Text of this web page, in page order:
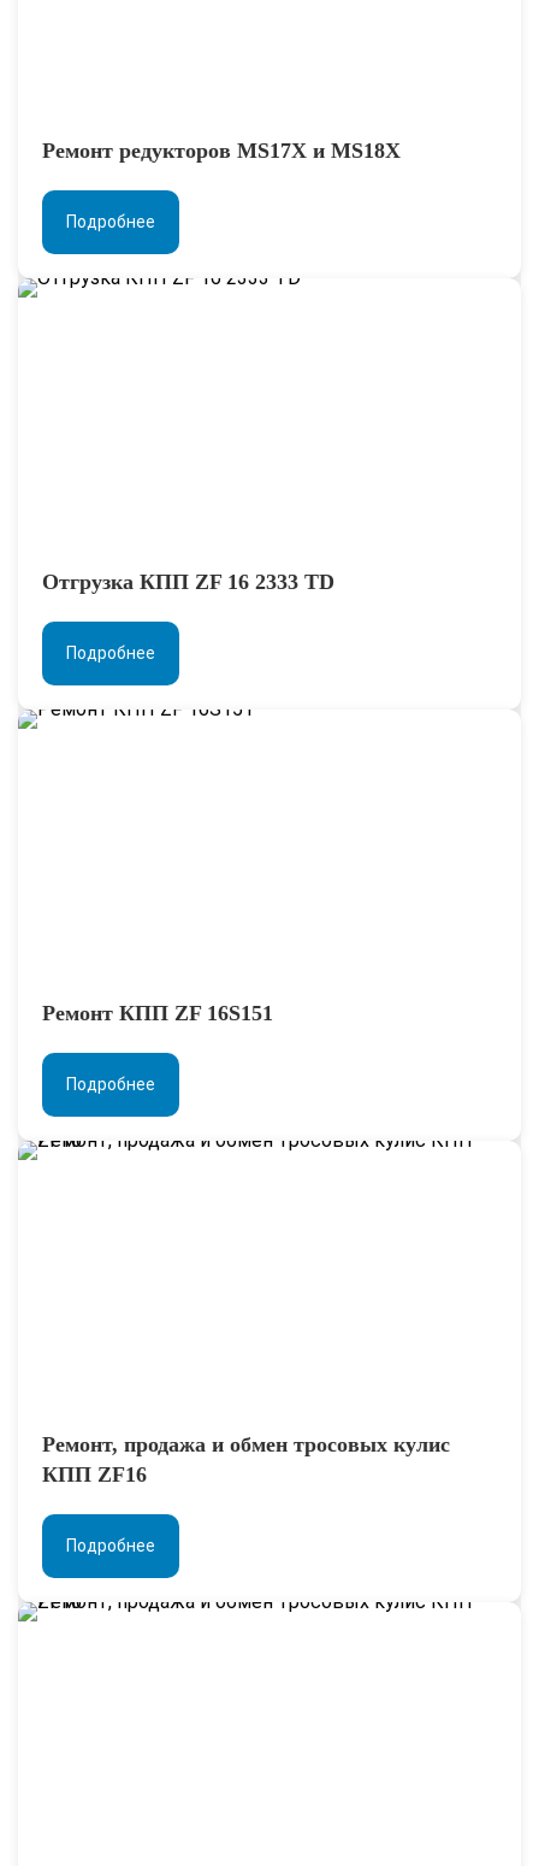
Ремонт редукторов MS17X и MS18X
Подробнее
Отгрузка КПП ZF 16 2333 TD
Подробнее
Ремонт КПП ZF 16S151
Подробнее
Ремонт, продажа и обмен тросовых кулис
КПП ZF16
Подробнее